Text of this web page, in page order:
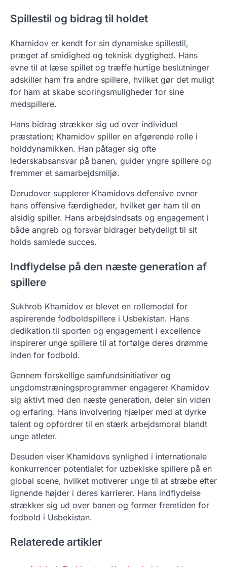
Spillestil og bidrag til holdet
Khamidov er kendt for sin dynamiske spillestil,
præget af smidighed og teknisk dygtighed. Hans
evne til at læse spillet og træffe hurtige beslutninger
adskiller ham fra andre spillere, hvilket gør det muligt
for ham at skabe scoringsmuligheder for sine
medspillere.
Hans bidrag strækker sig ud over individuel
præstation; Khamidov spiller en afgørende rolle i
holddynamikken. Han påtager sig ofte
lederskabsansvar på banen, guider yngre spillere og
fremmer et samarbejdsmiljø.
Derudover supplerer Khamidovs defensive evner
hans offensive færdigheder, hvilket gør ham til en
alsidig spiller. Hans arbejdsindsats og engagement i
både angreb og forsvar bidrager betydeligt til sit
holds samlede succes.
Indflydelse på den næste generation af
spillere
Sukhrob Khamidov er blevet en rollemodel for
aspirerende fodboldspillere i Usbekistan. Hans
dedikation til sporten og engagement i excellence
inspirerer unge spillere til at forfølge deres drømme
inden for fodbold.
Gennem forskellige samfundsinitiativer og
ungdomstræningsprogrammer engagerer Khamidov
sig aktivt med den næste generation, deler sin viden
og erfaring. Hans involvering hjælper med at dyrke
talent og opfordrer til en stærk arbejdsmoral blandt
unge atleter.
Desuden viser Khamidovs synlighed i internationale
konkurrencer potentialet for uzbekiske spillere på en
global scene, hvilket motiverer unge til at stræbe efter
lignende højder i deres karrierer. Hans indflydelse
strækker sig ud over banen og former fremtiden for
fodbold i Usbekistan.
Relaterede artikler